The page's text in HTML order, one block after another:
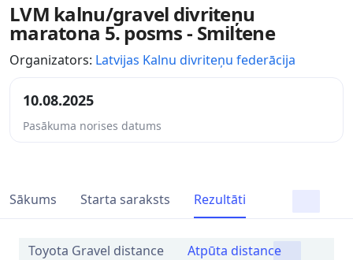
LVM kalnu/gravel divriteņu
maratona 5. posms - Smiltene
Organizators: Latvijas Kalnu divriteņu federācija
10.08.2025
Pasākuma norises datums
Sākums Starta saraksts Rezultāti
Toyota Gravel distance Atpūta distance